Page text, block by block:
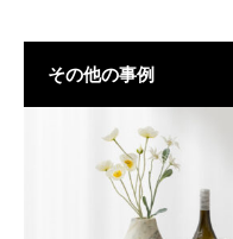
その他の事例